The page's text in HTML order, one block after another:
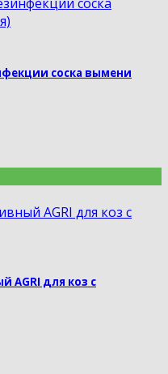
соска вымени
AGRI для коз с